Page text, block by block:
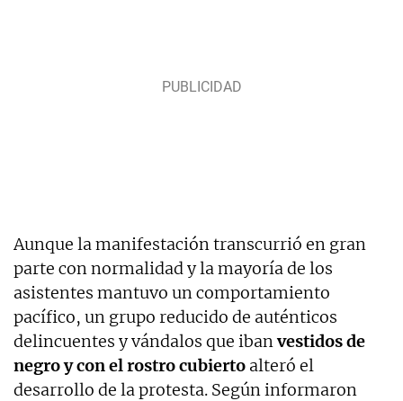
Aunque la manifestación transcurrió en gran
parte con normalidad y la mayoría de los
asistentes mantuvo un comportamiento
pacífico, un grupo reducido de auténticos
delincuentes y vándalos que ibanvestidos de
negro y con el rostro cubierto alteró el
desarrollo de la protesta. Según informaron